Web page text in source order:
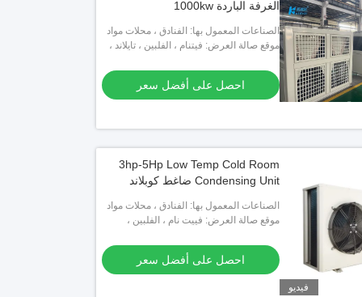
الغرفة الباردة 1000kw
الصناعات المعمول بها: الفنادق ، محلات مواد
البناء ، محلات تصليح الآلات ، مصانع الأغذية
موقع صالة العرض: فيتنام ، الفلبين ، تايلاند ،
أوزبكستان ، طاجيكستان
احصل على أفضل سعر
فيديو
3hp-5Hp Low Temp Cold Room
Condensing Unit ضاغط كوبلاند
الصناعات المعمول بها: الفنادق ، محلات مواد
البناء ، محلات تصليح الآلات ، مصانع الأغذية
موقع صالة العرض: فييت نام ، الفلبين ،
طاجيكستان
احصل على أفضل سعر